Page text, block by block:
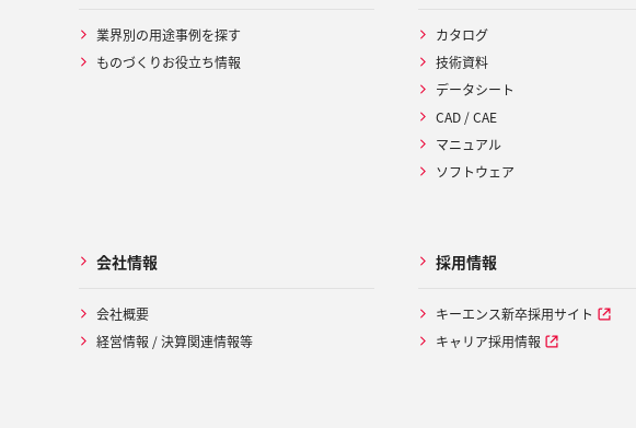
業界別の用途事例を探す
ものづくりお役立ち情報
カタログ
技術資料
データシート
CAD / CAE
マニュアル
ソフトウェア
会社情報
会社概要
経営情報 / 決算関連情報等
採用情報
キーエンス新卒採用サイト
キャリア採用情報